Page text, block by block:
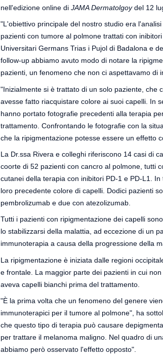
nell'edizione online di JAMA Dermatolgoydel 12
"L'obiettivo principale del nostro studio era
pazienti con tumore al polmone trattati con
Universitari Germans Trias i Pujol di Badalona e
follow-up abbiamo avuto modo di notare la
pazienti, un fenomeno che non ci aspettavamo di
"Inizialmente si è trattato di un solo paziente, che
avesse fatto riacquistare colore ai suoi capelli. In
hanno portato fotografie precedenti alla terapia
trattamento. Confrontando le fotografie con la
che la ripigmentazione potesse essere un effetto
La Dr.ssa Rivera e colleghi riferiscono 14 casi di
coorte di 52 pazienti con cancro al polmone, tutti
cutanei della terapia con inibitori PD-1 e PD-L1.
loro precedente colore di capelli. Dodici pazienti
pembrolizumab e due con atezolizumab.
Tutti i pazienti con ripigmentazione dei capelli
lo stabilizzarsi della malattia, ad eccezione di un
immunoterapia a causa della progressione della
La ripigmentazione è iniziata dalle regioni
e frontale. La maggior parte dei pazienti in cui
aveva capelli bianchi prima del trattamento.
"È la prima volta che un fenomeno del genere
immunoterapici per il tumore al polmone", ha
che questo tipo di terapia può causare
per trattare il melanoma maligno. Nel quadro di
abbiamo però osservato l'effetto opposto".